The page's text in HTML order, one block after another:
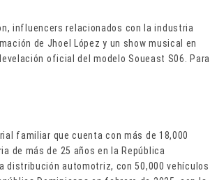
influencers relacionados con la industria
de Jhoel López y un show musical en
oficial del modelo Soueast S06. Para
familiar que cuenta con más de 18,000
de más de 25 años en la República
distribución automotriz, con 50,000 vehículos